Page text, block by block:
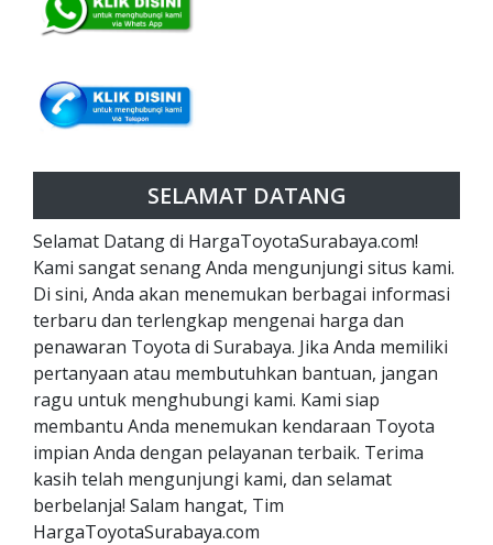
SELAMAT DATANG
Selamat Datang di HargaToyotaSurabaya.com!
Kami sangat senang Anda mengunjungi situs kami.
Di sini, Anda akan menemukan berbagai informasi
terbaru dan terlengkap mengenai harga dan
penawaran Toyota di Surabaya. Jika Anda memiliki
pertanyaan atau membutuhkan bantuan, jangan
ragu untuk menghubungi kami. Kami siap
membantu Anda menemukan kendaraan Toyota
impian Anda dengan pelayanan terbaik. Terima
kasih telah mengunjungi kami, dan selamat
berbelanja! Salam hangat, Tim
HargaToyotaSurabaya.com